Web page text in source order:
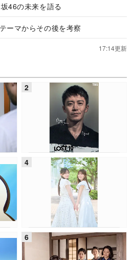
46の未来を語る
ーマからその後を考察
17:14更新